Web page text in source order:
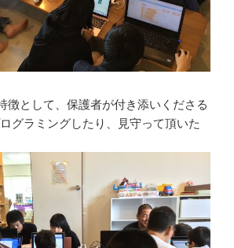
徴として、保護者が付き添いくださる
グラミングしたり、見守って頂いた